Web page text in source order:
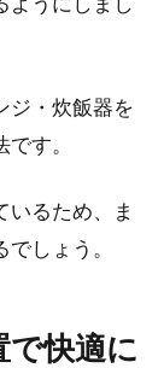
ジ・炊飯器を
す。
いるため、ま
しょう。
快適に